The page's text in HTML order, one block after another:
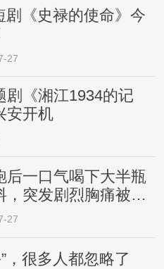
剧《史禄的使命》今
27
剧《湘江1934的记
安开机
后一口气喝下大半瓶
，突发剧烈胸痛被送
提醒→
27
，很多人都忽略了